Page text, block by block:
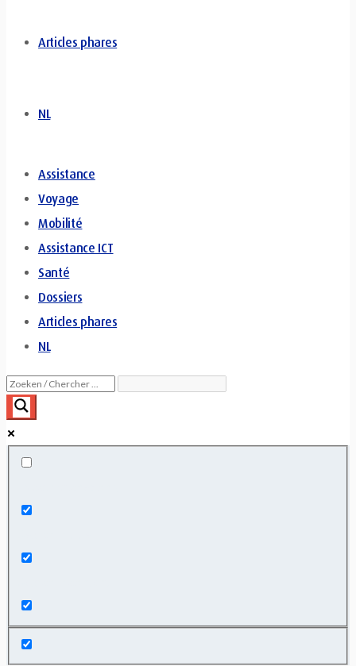
Articles phares
NL
Assistance
Voyage
Mobilité
Assistance ICT
Santé
Dossiers
Articles phares
NL